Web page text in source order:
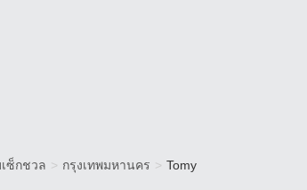
ซ็กชวล > กรุงเทพมหานคร > Tomy